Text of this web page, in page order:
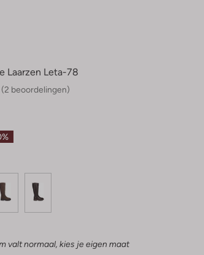
Laarzen Leta-78
(2 beoordelingen)
valt normaal, kies je eigen maat